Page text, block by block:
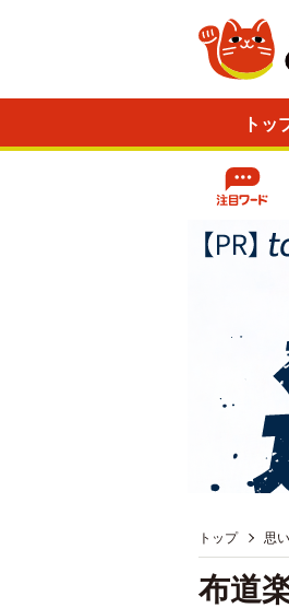
トッ
トップ 思
布道